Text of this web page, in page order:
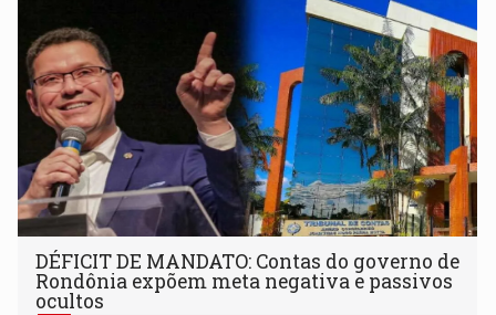
DÉFICIT DE MANDATO: Contas do governo de
Rondônia expõem meta negativa e passivos
ocultos